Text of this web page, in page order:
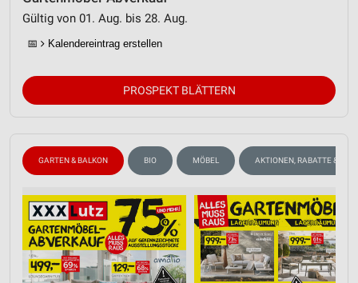
Gültig von 01. Aug. bis 28. Aug.
📅 Kalendereintrag erstellen
PROSPEKT BLÄTTERN
GARTEN & BALKON BIO MÖBEL AKTIONEN, RABATTE &